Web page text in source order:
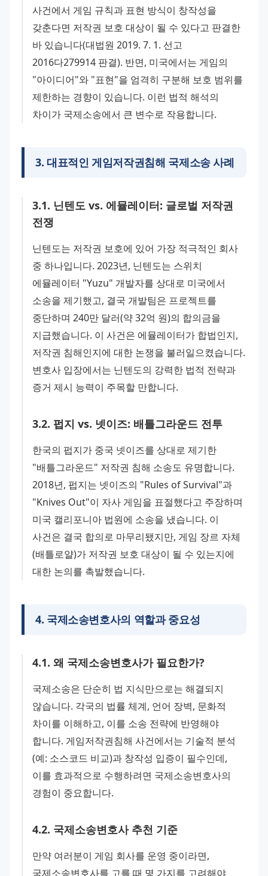
사건에서 게임 규칙과 표현 방식이 창작성을
갖춘다면 저작권 보호 대상이 될 수 있다고 판결한
바 있습니다(대법원 2019. 7. 1. 선고
2016다279914 판결). 반면, 미국에서는 게임의
"아이디어"와 "표현"을 엄격히 구분해 보호 범위를
제한하는 경향이 있습니다. 이런 법적 해석의
차이가 국제소송에서 큰 변수로 작용합니다.
3. 대표적인 게임저작권침해 국제소송 사례
3.1. 닌텐도 vs. 에뮬레이터: 글로벌 저작권
전쟁
닌텐도는 저작권 보호에 있어 가장 적극적인 회사
중 하나입니다. 2023년, 닌텐도는 스위치
에뮬레이터 "Yuzu" 개발자를 상대로 미국에서
소송을 제기했고, 결국 개발팀은 프로젝트를
중단하며 240만 달러(약 32억 원)의 합의금을
지급했습니다. 이 사건은 에뮬레이터가 합법인지,
저작권 침해인지에 대한 논쟁을 불러일으켰습니다.
변호사 입장에서는 닌텐도의 강력한 법적 전략과
증거 제시 능력이 주목할 만합니다.
3.2. 펍지 vs. 넷이즈: 배틀그라운드 전투
한국의 펍지가 중국 넷이즈를 상대로 제기한
"배틀그라운드" 저작권 침해 소송도 유명합니다.
2018년, 펍지는 넷이즈의 "Rules of Survival"과
"Knives Out"이 자사 게임을 표절했다고 주장하며
미국 캘리포니아 법원에 소송을 냈습니다. 이
사건은 결국 합의로 마무리됐지만, 게임 장르 자체
(배틀로얄)가 저작권 보호 대상이 될 수 있는지에
대한 논의를 촉발했습니다.
4. 국제소송변호사의 역할과 중요성
4.1. 왜 국제소송변호사가 필요한가?
국제소송은 단순히 법 지식만으로는 해결되지
않습니다. 각국의 법률 체계, 언어 장벽, 문화적
차이를 이해하고, 이를 소송 전략에 반영해야
합니다. 게임저작권침해 사건에서는 기술적 분석
(예: 소스코드 비교)과 창작성 입증이 필수인데,
이를 효과적으로 수행하려면 국제소송변호사의
경험이 중요합니다.
4.2. 국제소송변호사 추천 기준
만약 여러분이 게임 회사를 운영 중이라면,
국제소송변호사를 고를 때 몇 가지를 고려해야